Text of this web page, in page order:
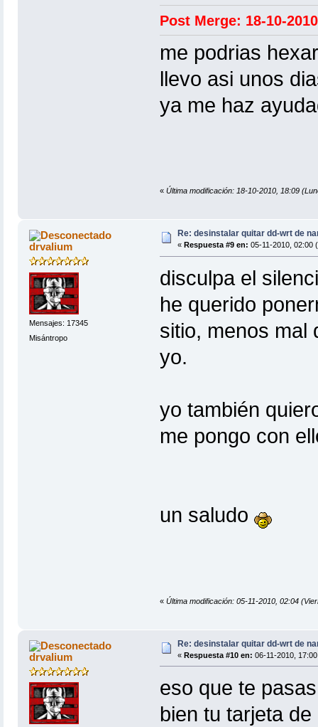
Post Merge: 18-10-
me podrias
llevo asi unos
ya me haz
« Última modificación: 18-10-2010, 18:09
drvalium
Mensajes: 17345
Misántropo
Re: desinstalar quitar dd-wrt de
« Respuesta #9 en: 05-11-2010, 02:00
disculpa el
he querido
sitio, menos mal
yo.
yo también
me pongo con
un saludo
« Última modificación: 05-11-2010, 02:04
drvalium
Re: desinstalar quitar dd-wrt de
« Respuesta #10 en: 06-11-2010,
eso que te
bien tu tarjeta